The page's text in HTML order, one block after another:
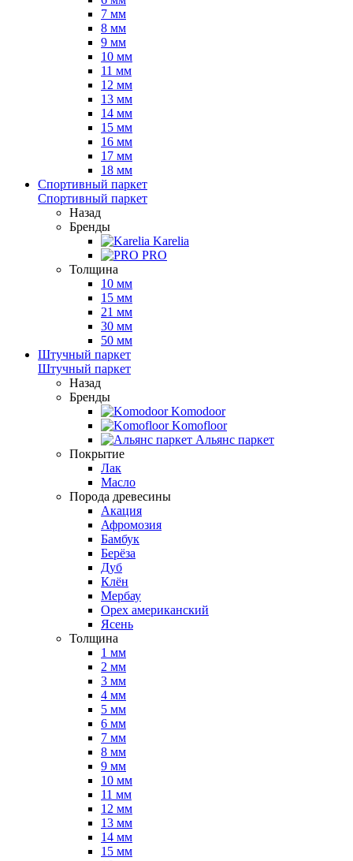
7 мм
8 мм
9 мм
10 мм
11 мм
12 мм
13 мм
14 мм
15 мм
16 мм
17 мм
18 мм
Спортивный паркет
Спортивный паркет
Назад
Бренды
Karelia
PRO
Толщина
10 мм
15 мм
21 мм
30 мм
50 мм
Штучный паркет
Штучный паркет
Назад
Бренды
Komodoor
Komofloor
Альянс паркет
Покрытие
Лак
Масло
Порода древесины
Акация
Афромозия
Бамбук
Берёза
Дуб
Клён
Мербау
Орех американский
Ясень
Толщина
1 мм
2 мм
3 мм
4 мм
5 мм
6 мм
7 мм
8 мм
9 мм
10 мм
11 мм
12 мм
13 мм
14 мм
15 мм